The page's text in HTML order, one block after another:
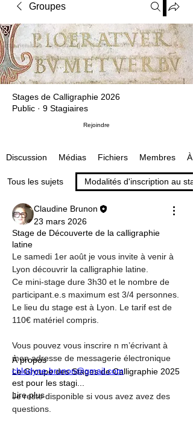
Groupes
Stages de Calligraphie 2026
Public · 9 Stagiaires
Rejoindre
Discussion Médias Fichiers Membres
Tous les sujets Modalités d'inscription au
Claudine Brunon
23 mars 2026
Stage de Découverte de la calligraphie
latine
Le samedi 1er août je vous invite à venir à
Lyon découvrir la calligraphie latine.
Ce mini-stage dure 3h30 et le nombre de
participant.e.s maximum est 3/4 personnes.
Le lieu du stage est à Lyon. Le tarif est de
110€ matériel compris.
Vous pouvez vous inscrire n m’écrivant à
chlodyne.brunon@gmail.com
Je reste disponible si vous avez avez des
questions.
À propos
Le Groupe des Stages de Calligraphie 2025
est pour les stagi
Lire plus